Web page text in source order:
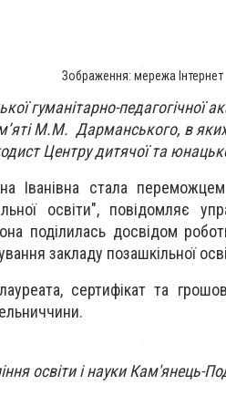
Зображення: мережа Інтернет
гуманітарно-педагогічної
М.М. Дарманського, в
Центру дитячої та
Іванівна стала
освіти", повідомляє
поділилась досвідом
закладу позашкільної
сертифікат та
освіти і науки Кам'янець-